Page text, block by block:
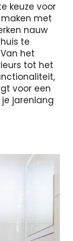
keuze voor
met
nauw
te
het
tot het
voor een
jarenlang